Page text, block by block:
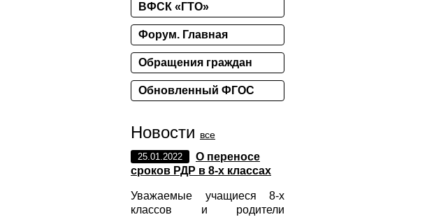
ВФСК «ГТО»
Форум. Главная
Обращения граждан
Обновленный ФГОС
Новости все
25.01.2022
О переносе
сроков РДР в 8-х классах
Уважаемые учащиеся 8-х
классов и родители